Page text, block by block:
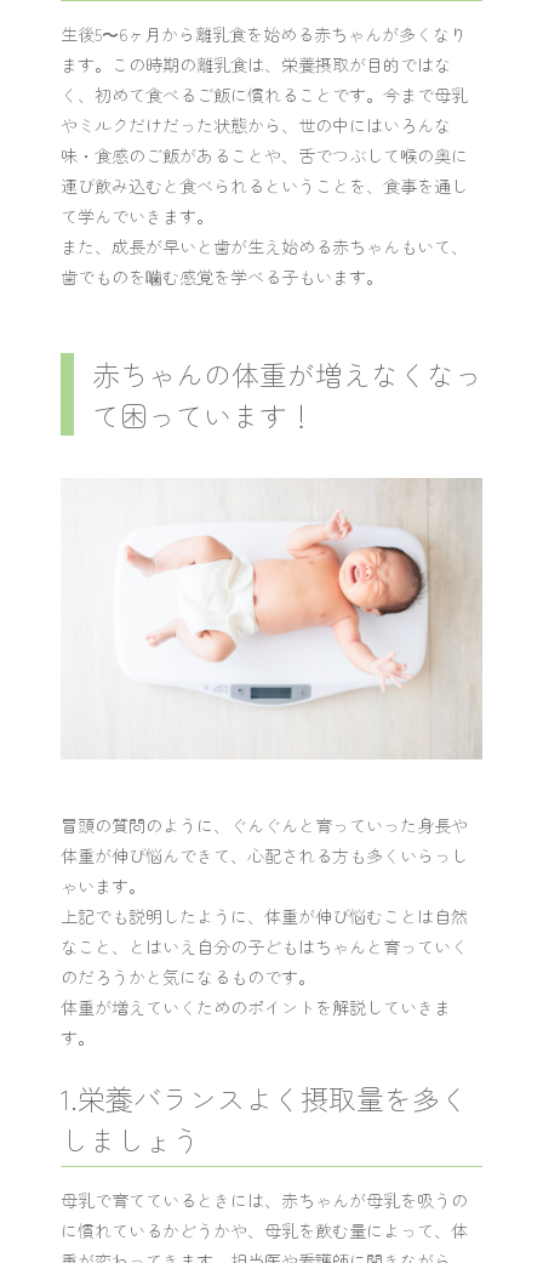
生後5〜6ヶ月から離乳食を始める赤ちゃんが多くなり
ます。この時期の離乳食は、栄養摂取が目的ではな
く、初めて食べるご飯に慣れることです。今まで母乳
やミルクだけだった状態から、世の中にはいろんな
味・食感のご飯があることや、舌でつぶして喉の奥に
運び飲み込むと食べられるということを、食事を通し
て学んでいきます。
また、成長が早いと歯が生え始める赤ちゃんもいて、
歯でものを噛む感覚を学べる子もいます。
赤ちゃんの体重が増えなくなっ
て困っています！
冒頭の質問のように、ぐんぐんと育っていった身長や
体重が伸び悩んできて、心配される方も多くいらっし
ゃいます。
上記でも説明したように、体重が伸び悩むことは自然
なこと、とはいえ自分の子どもはちゃんと育っていく
のだろうかと気になるものです。
体重が増えていくためのポイントを解説していきま
す。
1.栄養バランスよく摂取量を多く
しましょう
母乳で育てているときには、赤ちゃんが母乳を吸うの
に慣れているかどうかや、母乳を飲む量によって、体